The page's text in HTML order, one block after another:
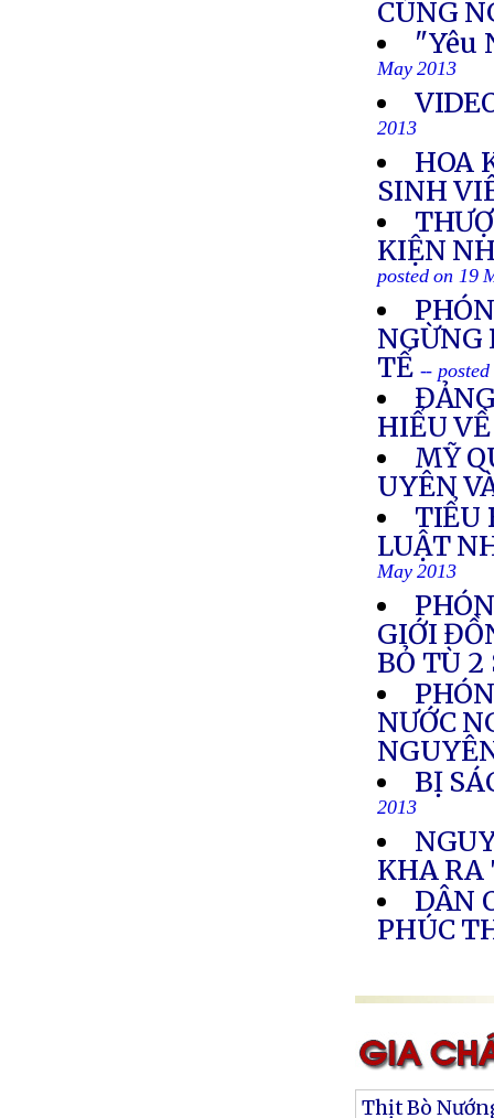
CÙNG
"Yêu
May 2013
2013
HOA
SINH
KIỆN
posted on 19
NGỪNG
TẾ --
HIỂU
MỸ
UYÊN
TIỂU
LUẬT
May 2013
GIỚI
BỎ TÙ
NƯỚC
BỊ
2013
KHA RA
DÂN
PHÚC
Thịt Bò